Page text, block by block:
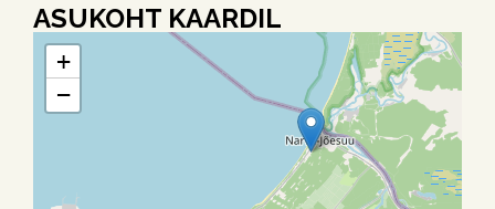
ASUKOHT KAARDIL
+
−